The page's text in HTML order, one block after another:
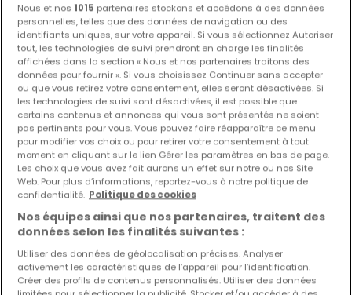
Maison 3 chambres à louer àHowald
3 800 €
150 m² 3 1 3
Nous et nos 1015 partenaires stockons et accédons à des données
personnelles, telles que des données de navigation ou des
identifiants uniques, sur votre appareil. Si vous sélectionnez Autoriser
tout, les technologies de suivi prendront en charge les finalités
affichées dans la section « Nous et nos partenaires traitons des
données pour fournir ». Si vous choisissez Continuer sans accepter
ou que vous retirez votre consentement, elles seront désactivées. Si
les technologies de suivi sont désactivées, il est possible que
certains contenus et annonces qui vous sont présentés ne soient
pas pertinents pour vous. Vous pouvez faire réapparaître ce menu
pour modifier vos choix ou pour retirer votre consentement à tout
moment en cliquant sur le lien Gérer les paramètres en bas de page.
Les choix que vous avez fait aurons un effet sur notre ou nos Site
Web. Pour plus d’informations, reportez-vous à notre politique de
confidentialité. Politique des cookies
Nos équipes ainsi que nos partenaires, traitent des
données selon les finalités suivantes :
Utiliser des données de géolocalisation précises. Analyser
activement les caractéristiques de l’appareil pour l’identification.
Créer des profils de contenus personnalisés. Utiliser des données